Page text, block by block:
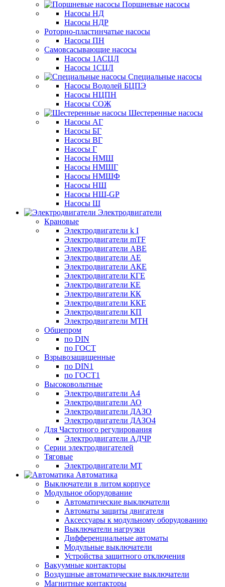
Поршневые насосы
Насосы НД
Насосы НДР
Роторно-пластинчатые насосы
Насосы ПН
Самовсасывающие насосы
Насосы 1АСЦЛ
Насосы 1СЦЛ
Специальные насосы
Насосы Водолей БЦПЭ
Насосы НЦПН
Насосы СОЖ
Шестеренные насосы
Насосы АГ
Насосы БГ
Насосы ВГ
Насосы Г
Насосы НМШ
Насосы НМШГ
Насосы НМШФ
Насосы НШ
Насосы НШ-GP
Насосы Ш
Электродвигатели
Крановые
Электродвигатели k I
Электродвигатели mTF
Электродвигатели АВЕ
Электродвигатели АЕ
Электродвигатели АКЕ
Электродвигатели КГЕ
Электродвигатели КЕ
Электродвигатели КК
Электродвигатели ККЕ
Электродвигатели КП
Электродвигатели МТН
Общепром
по DIN
по ГОСТ
Взрывозащищенные
по DIN1
по ГОСТ1
Высоковольтные
Электродвигатели А4
Электродвигатели АО
Электродвигатели ДАЗО
Электродвигатели ДАЗО4
Для Частотного регулирования
Электродвигатели АДЧР
Серии электродвигателей
Тяговые
Электродвигатели МТ
Автоматика
Выключатели в литом корпусе
Модульное оборудование
Автоматические выключатели
Автоматы защиты двигателя
Аксессуары к модульному оборудованию
Выключатели нагрузки
Дифференциальные автоматы
Модульные выключатели
Устройства защитного отключения
Вакуумные контакторы
Воздушные автоматические выключатели
Магнитные контакторы